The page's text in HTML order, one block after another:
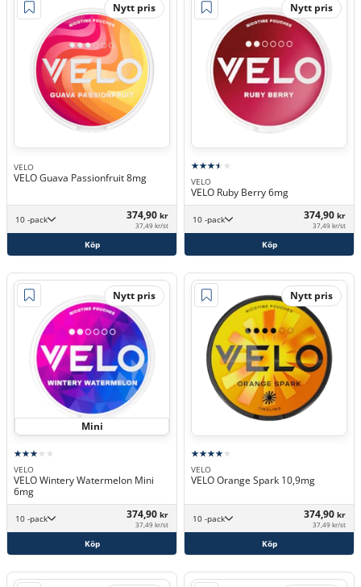
Nytt pris
VELO
VELO Guava Passionfruit 8mg
10 -pack 374,90 kr
37,49 kr/st
Köp
Nytt pris
VELO
VELO Ruby Berry 6mg
10 -pack 374,90 kr
37,49 kr/st
Köp
Nytt pris
Mini
VELO
VELO Wintery Watermelon Mini
6mg
10 -pack 374,90 kr
37,49 kr/st
Köp
Nytt pris
VELO
VELO Orange Spark 10,9mg
10 -pack 374,90 kr
37,49 kr/st
Köp